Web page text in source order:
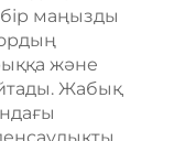
маңызды
және
Жабық